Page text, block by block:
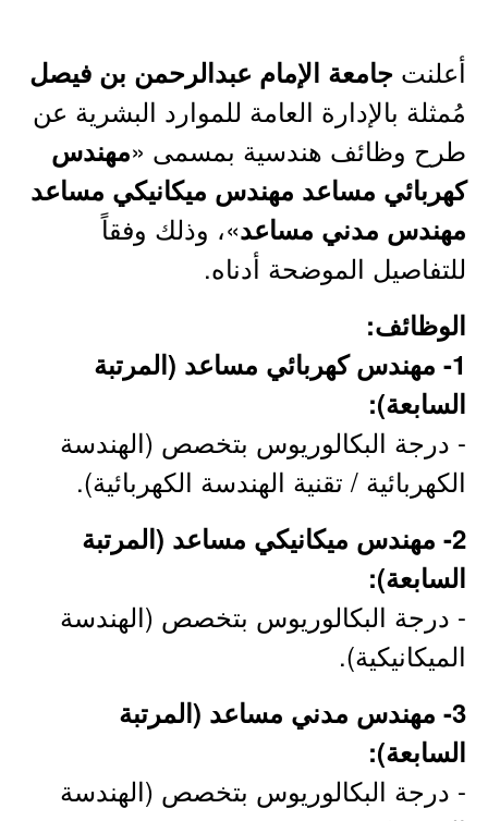
أعلنت جامعة الإمام عبدالرحمن بن فيصل
مُمثلة بالإدارة العامة للموارد البشرية عن
طرح وظائف هندسية بمسمى «مهندس
كهربائي مساعد مهندس ميكانيكي مساعد
مهندس مدني مساعد»، وذلك وفقاً
للتفاصيل الموضحة أدناه.
الوظائف:
1- مهندس كهربائي مساعد (المرتبة
السابعة):
- درجة البكالوريوس بتخصص (الهندسة
الكهربائية / تقنية الهندسة الكهربائية).
2- مهندس ميكانيكي مساعد (المرتبة
السابعة):
- درجة البكالوريوس بتخصص (الهندسة
الميكانيكية).
3- مهندس مدني مساعد (المرتبة
السابعة):
- درجة البكالوريوس بتخصص (الهندسة